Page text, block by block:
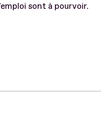
sont à pourvoir.